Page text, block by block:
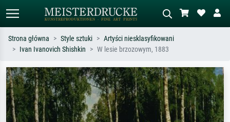
Szukaj wg artysty, tytułu lub stylu – np.
Monet, Gwiaździsta noc,
impresjonizm, fala Hokusaia, akt.
Opisz scenę – np. zielona łąka,
abstrakcja z czerwienią, ciemny olej,
stojący akt obok drzewa.
Strona główna Style sztuki
Artyści niesklasyfikowani
Ivan Ivanovich Shishkin
W lesie brzozowym, 1883